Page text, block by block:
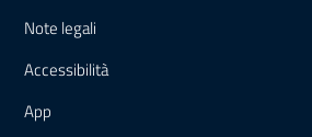
Note legali
Accessibilità
App